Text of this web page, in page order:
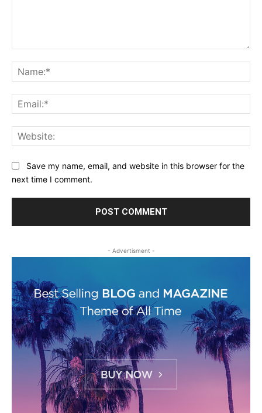
Save my name, email, and website in this browser for the
next time I comment.
- Advertisment -